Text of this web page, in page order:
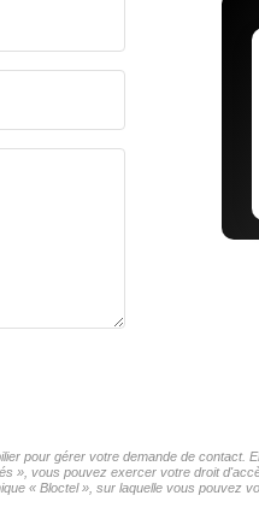
pour gérer votre demande de
vous pouvez exercer votre droit
« Bloctel », sur laquelle vous pouvez